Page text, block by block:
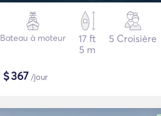
Bateau à moteur
17 ft
5 m
5 Croisière
$367 /jour